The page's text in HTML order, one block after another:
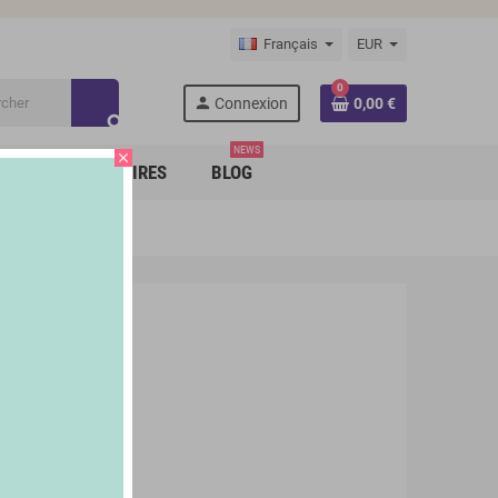
Français EUR
search
person Connexion
0
0,00 €
PARTENAIRES BLOG
NEWS
close